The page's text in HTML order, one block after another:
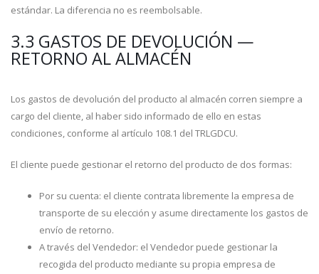
estándar. La diferencia no es reembolsable.
3.3 GASTOS DE DEVOLUCIÓN —
RETORNO AL ALMACÉN
Los gastos de devolución del producto al almacén corren siempre a
cargo del cliente, al haber sido informado de ello en estas
condiciones, conforme al artículo 108.1 del TRLGDCU.
El cliente puede gestionar el retorno del producto de dos formas:
Por su cuenta: el cliente contrata libremente la empresa de
transporte de su elección y asume directamente los gastos de
envío de retorno.
A través del Vendedor: el Vendedor puede gestionar la
recogida del producto mediante su propia empresa de